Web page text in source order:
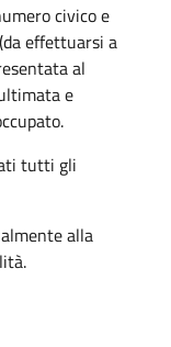
civico e
effettuarsi a
al
e
tutti gli
alla